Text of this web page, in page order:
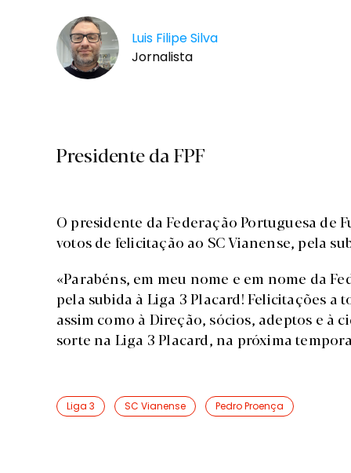
Luis Filipe Silva
Jornalista
Presidente da FPF
O presidente da Federação Portuguesa de
votos de felicitação ao SC Vianense, pela
«Parabéns, em meu nome e em nome da
pela subida à Liga 3 Placard! Felicitações
assim como à Direção, sócios, adeptos e à
sorte na Liga 3 Placard, na próxima
Liga 3 SC Vianense Pedro Proença